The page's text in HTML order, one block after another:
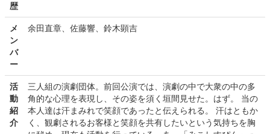
歴
メ
ン
バ
ー
余田直章、佐藤響、鈴木顕吉
活
動
紹
介
三人組の演劇団体。前回公演では、演劇の中で大衆の中の多
角的な心理を表現し、その姿を須く垣間見せた。はず。 当の
本人達は汗まみれで笑顔であったと伝えられる。 汗はともか
く、観劇されるお客様と笑顔を共有したいという気持ちを胸